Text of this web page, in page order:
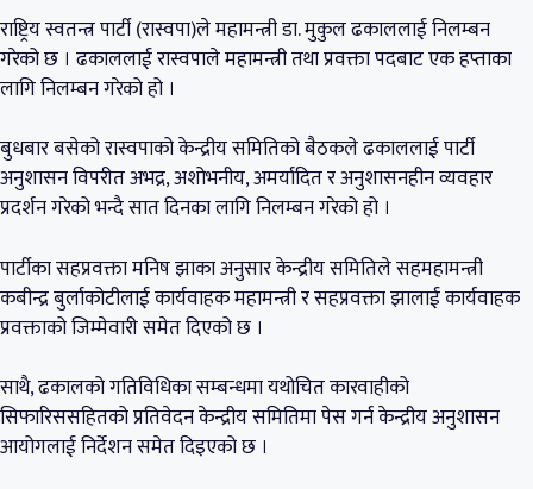
राष्ट्रिय स्वतन्त्र पार्टी (रास्वपा)ले महामन्त्री डा. मुकुल ढकाललाई निलम्बन
गरेको छ । ढकाललाई रास्वपाले महामन्त्री तथा प्रवक्ता पदबाट एक हप्ताका
लागि निलम्बन गरेको हो ।
बुधबार बसेको रास्वपाको केन्द्रीय समितिको बैठकले ढकाललाई पार्टी
अनुशासन विपरीत अभद्र, अशोभनीय, अमर्यादित र अनुशासनहीन व्यवहार
प्रदर्शन गरेको भन्दै सात दिनका लागि निलम्बन गरेको हो ।
पार्टीका सहप्रवक्ता मनिष झाका अनुसार केन्द्रीय समितिले सहमहामन्त्री
कबीन्द्र बुर्लाकोटीलाई कार्यवाहक महामन्त्री र सहप्रवक्ता झालाई कार्यवाहक
प्रवक्ताको जिम्मेवारी समेत दिएको छ ।
साथै, ढकालको गतिविधिका सम्बन्धमा यथोचित कारवाहीको
सिफारिससहितको प्रतिवेदन केन्द्रीय समितिमा पेस गर्न केन्द्रीय अनुशासन
आयोगलाई निर्देशन समेत दिइएको छ ।